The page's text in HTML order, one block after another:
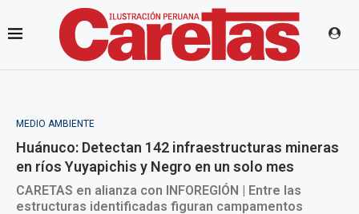
MEDIO AMBIENTE
Huánuco: Detectan 142 infraestructuras mineras
en ríos Yuyapichis y Negro en un solo mes
CARETAS en alianza con INFOREGIÓN | Entre las
estructuras identificadas figuran campamentos